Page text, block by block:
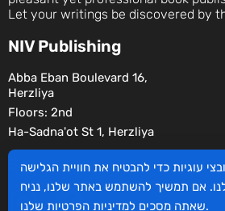
Let your writings be discovered by
NIV Publishing
Abba Eban Boulevard 16,
Herzliya
Floors: 2nd
Ha-Sadna'ot St 1, Herzliya
Social
עוגיות כדי להבטיח את חוויית הגלישה
אם תמשיך להשתמש באתר שלנו, נניח
שאתה מסכים למדיניות הפרטיות שלנו.